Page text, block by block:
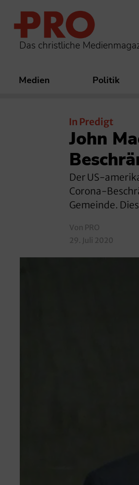
Das christliche
Medien Politik
In Predigt
John
Der US-
Corona-
Gemeinde.
Von PRO
29. Juli 2020